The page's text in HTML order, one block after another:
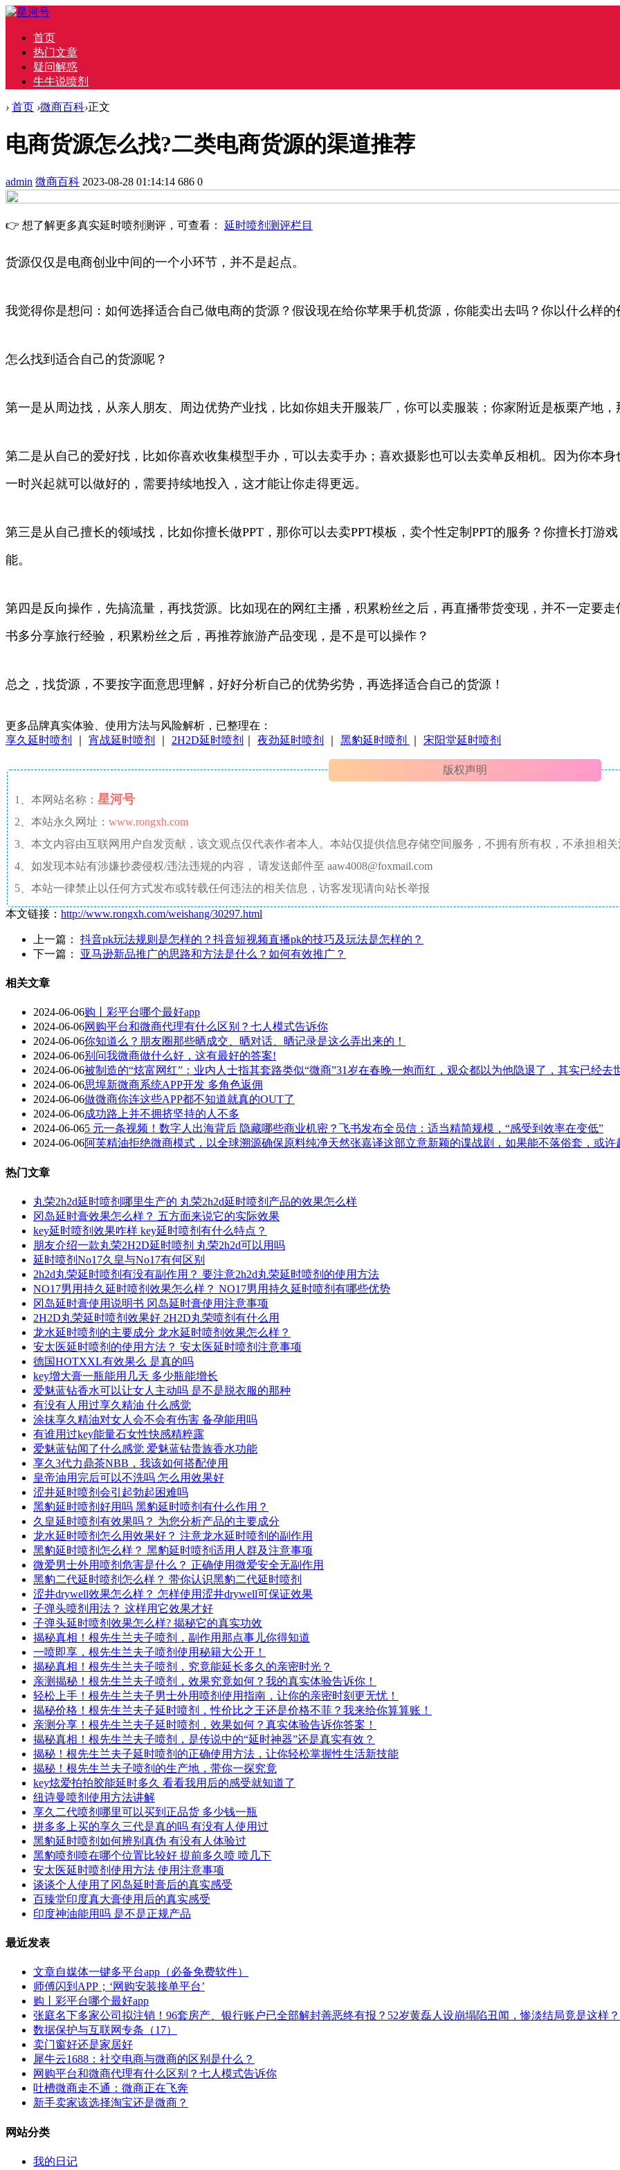
首页
热门文章
疑问解惑
牛牛说喷剂
› 首页 ›微商百科›正文
电商货源怎么找?二类电商货源的渠道推荐
admin 微商百科 2023-08-28 01:14:14 686 0
👉 想了解更多真实延时喷剂测评，可查看： 延时喷剂测评栏目
货源仅仅是电商创业中间的一个小环节，并不是起点。
我觉得你是想问：如何选择适合自己做电商的货源？假设现在给你苹果手机货源，你能卖出去吗？你以什么样
怎么找到适合自己的货源呢？
第一是从周边找，从亲人朋友、周边优势产业找，比如你姐夫开服装厂，你可以卖服装；你家附近是板栗产地
第二是从自己的爱好找，比如你喜欢收集模型手办，可以去卖手办；喜欢摄影也可以去卖单反相机。因为你本
一时兴起就可以做好的，需要持续地投入，这才能让你走得更远。
第三是从自己擅长的领域找，比如你擅长做PPT，那你可以去卖PPT模板，卖个性定制PPT的服务？你擅长打游
能。
第四是反向操作，先搞流量，再找货源。比如现在的网红主播，积累粉丝之后，再直播带货变现，并不一定要
书多分享旅行经验，积累粉丝之后，再推荐旅游产品变现，是不是可以操作？
总之，找货源，不要按字面意思理解，好好分析自己的优势劣势，再选择适合自己的货源！
更多品牌真实体验、使用方法与风险解析，已整理在：
享久延时喷剂
宵战延时喷剂 2H2D延时喷剂 夜劲延时喷剂 黑豹延时喷剂 宋阳堂延时喷剂
版权声明
1、本网站名称： 星河号
2、本站永久网址： www.rongxh.com
3、本文内容由互联网用户自发贡献，该文观点仅代表作者本人。本站仅提供信息存储空间服务，不拥有所有权，不承担相
4、如发现本站有涉嫌抄袭侵权/违法违规的内容， 请发送邮件至 aaw4008@foxmail.com
5、本站一律禁止以任何方式发布或转载任何违法的相关信息，访客发现请向站长举报
本文链接： http://www.rongxh.com/weishang/30297.html
上一篇： 抖音pk玩法规则是怎样的？抖音短视频直播pk的技巧及玩法是怎样的？
下一篇： 亚马逊新品推广的思路和方法是什么？如何有效推广？
相关文章
2024-06-06购丨彩平台哪个最好app
2024-06-06网购平台和微商代理有什么区别？七人模式告诉你
2024-06-06你知道么？朋友圈那些晒成交、晒对话、晒记录是这么弄出来的！
2024-06-06别问我微商做什么好，这有最好的答案!
2024-06-06被制造的“炫富网红”：业内人士指其套路类似“微商”31岁在春晚一炮而红，观众都以为他隐退了，其实已经去
2024-06-06思埠新微商系统APP开发 多角色返佣
2024-06-06做微商你连这些APP都不知道就真的OUT了
2024-06-06成功路上并不拥挤坚持的人不多
2024-06-065 元一条视频！数字人出海背后 隐藏哪些商业机密？飞书发布全员信：适当精简规模，“感受到效率在变低”
2024-06-06阿芙精油拒绝微商模式，以全球溯源确保原料纯净天然张嘉译这部立意新颖的谍战剧，如果能不落俗套，或许
热门文章
丸荣2h2d延时喷剂哪里生产的 丸荣2h2d延时喷剂产品的效果怎么样
冈岛延时膏效果怎么样？ 五方面来说它的实际效果
key延时喷剂效果咋样 key延时喷剂有什么特点？
朋友介绍一款丸荣2H2D延时喷剂 丸荣2h2d可以用吗
延时喷剂No17久皇与No17有何区别
2h2d丸荣延时喷剂有没有副作用？ 要注意2h2d丸荣延时喷剂的使用方法
NO17男用持久延时喷剂效果怎么样？ NO17男用持久延时喷剂有哪些优势
冈岛延时膏使用说明书 冈岛延时膏使用注意事项
2H2D丸荣延时喷剂效果好 2H2D丸荣喷剂有什么用
龙水延时喷剂的主要成分 龙水延时喷剂效果怎么样？
安太医延时喷剂的使用方法？ 安太医延时喷剂注意事项
德国HOTXXL有效果么 是真的吗
key增大膏一瓶能用几天 多少瓶能增长
爱魅蓝钻香水可以让女人主动吗 是不是脱衣服的那种
有没有人用过享久精油 什么感觉
涂抹享久精油对女人会不会有伤害 备孕能用吗
有谁用过key能量石女性快感精粹露
爱魅蓝钻闻了什么感觉 爱魅蓝钻贵族香水功能
享久3代力鼎茶NBB，我该如何搭配使用
皇帝油用完后可以不洗吗 怎么用效果好
涩井延时喷剂会引起勃起困难吗
黑豹延时喷剂好用吗 黑豹延时喷剂有什么作用？
久皇延时喷剂有效果吗？ 为您分析产品的主要成分
龙水延时喷剂怎么用效果好？ 注意龙水延时喷剂的副作用
黑豹延时喷剂怎么样？ 黑豹延时喷剂适用人群及注意事项
微爱男士外用喷剂危害是什么？ 正确使用微爱安全无副作用
黑豹二代延时喷剂怎么样？ 带你认识黑豹二代延时喷剂
涩井drywell效果怎么样？ 怎样使用涩井drywell可保证效果
子弹头喷剂用法？ 这样用它效果才好
子弹头延时喷剂效果怎么样? 揭秘它的真实功效
揭秘真相！根先生兰夫子喷剂，副作用那点事儿你得知道
一喷即享，根先生兰夫子喷剂使用秘籍大公开！
揭秘真相！根先生兰夫子喷剂，究竟能延长多久的亲密时光？
亲测揭秘！根先生兰夫子喷剂，效果究竟如何？我的真实体验告诉你！
轻松上手！根先生兰夫子男士外用喷剂使用指南，让你的亲密时刻更无忧！
揭秘价格！根先生兰夫子延时喷剂，性价比之王还是价格不菲？我来给你算算账！
亲测分享！根先生兰夫子延时喷剂，效果如何？真实体验告诉你答案！
揭秘真相！根先生兰夫子喷剂，是传说中的“延时神器”还是真实有效？
揭秘！根先生兰夫子延时喷剂的正确使用方法，让你轻松掌握性生活新技能
揭秘！根先生兰夫子喷剂的生产地，带你一探究竟
key炫爱拍拍胶能延时多久 看看我用后的感受就知道了
纽诗曼喷剂使用方法讲解
享久二代喷剂哪里可以买到正品货 多少钱一瓶
拼多多上买的享久三代是真的吗 有没有人使用过
黑豹延时喷剂如何辨别真伪 有没有人体验过
黑豹喷剂喷在哪个位置比较好 提前多久喷 喷几下
安太医延时喷剂使用方法 使用注意事项
谈谈个人使用了冈岛延时膏后的真实感受
百臻堂印度真大膏使用后的真实感受
印度神油能用吗 是不是正规产品
最近发表
文章自媒体一键多平台app（必备免费软件）
师傅闪到APP；‘网购安装接单平台’
购丨彩平台哪个最好app
张庭名下多家公司拟注销！96套房产、银行账户已全部解封善恶终有报？52岁黄磊人设崩塌陷丑闻，惨淡结局竟是这样？
数据保护与互联网专条（17）
卖门窗好还是家居好
犀牛云1688：社交电商与微商的区别是什么？
网购平台和微商代理有什么区别？七人模式告诉你
吐槽微商走不通：微商正在飞奔
新手卖家该选择淘宝还是微商？
网站分类
我的日记